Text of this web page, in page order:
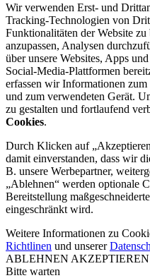
Wir verwenden Erst- und
Tracking-Technologien von
Funktionalitäten der Website
anzupassen, Analysen
über unsere Websites, Apps
Social-Media-Plattformen
erfassen wir Informationen
und zum verwendeten Gerät.
zu gestalten und fortlaufend
Cookies.
Durch Klicken auf
damit einverstanden, dass wir
B. unsere Werbepartner,
„Ablehnen“ werden optionale
Bereitstellung
eingeschränkt wird.
Weitere Informationen zu
Richtlinen und unserer
ABLEHNEN AKZEPTIEREN
Bitte warten